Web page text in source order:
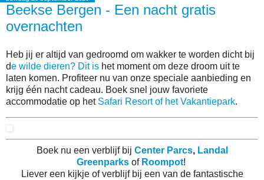
Beekse Bergen - Een nacht gratis
overnachten
Heb jij er altijd van gedroomd om wakker te worden dicht bij
de wilde dieren? Dit is het moment om deze droom uit te
laten komen. Profiteer nu van onze speciale aanbieding en
krijg één nacht cadeau. Boek snel jouw favoriete
accommodatie op het Safari Resort of het Vakantiepark.
Boek nu een verblijf bij Center Parcs, Landal
Greenparksof Roompot!
Liever een kijkje of verblijf bij een van de fantastische